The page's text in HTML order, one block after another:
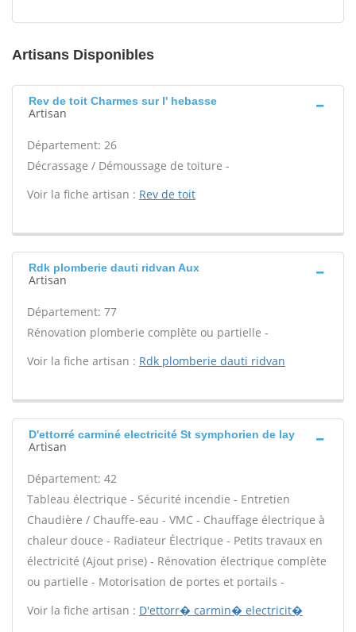
Artisans Disponibles
Rev de toit Charmes sur l' hebasse
Artisan
Département: 26
Décrassage / Démoussage de toiture -
Voir la fiche artisan : Rev de toit
Rdk plomberie dauti ridvan Aux
Artisan
Département: 77
Rénovation plomberie complète ou partielle -
Voir la fiche artisan : Rdk plomberie dauti ridvan
D'ettorré carminé electricité St symphorien de lay
Artisan
Département: 42
Tableau électrique - Sécurité incendie - Entretien
Chaudière / Chauffe-eau - VMC - Chauffage électrique à
chaleur douce - Radiateur Électrique - Petits travaux en
électricité (Ajout prise) - Rénovation électrique complète
ou partielle - Motorisation de portes et portails -
Voir la fiche artisan : D'ettorr� carmin� electricit�